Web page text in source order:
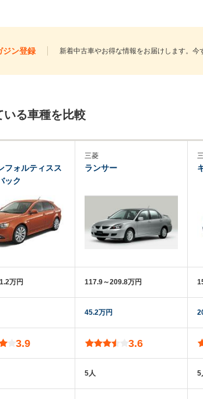
ジン登録 新着中古車やお得な情報をお届けします。今
いる車種を比較
フォルティスス
ック
万円
3.9
三菱
ランサー
117.9～209.8万円
45.2万円
3.6
5人 5